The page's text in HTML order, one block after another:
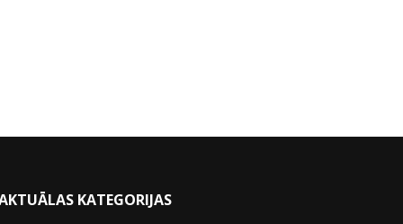
KATEGORIJAS